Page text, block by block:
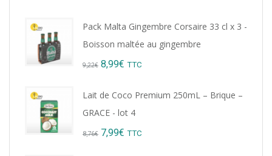
Pack Malta Gingembre Corsaire 33 cl x 3 -
Boisson maltée au gingembre
9,22€ Original
8,99€ Current
TTC
Lait de Coco Premium 250mL – Brique –
GRACE - lot 4
8,76€ Original
7,99€ Current
TTC